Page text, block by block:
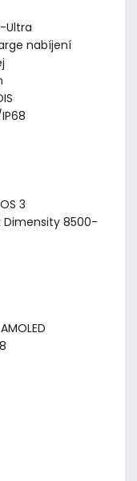
Ultra
nabíjení
3
Dimensity 8500-